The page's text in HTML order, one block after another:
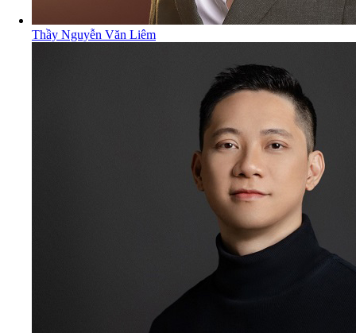
Thầy Nguyễn Văn Liêm